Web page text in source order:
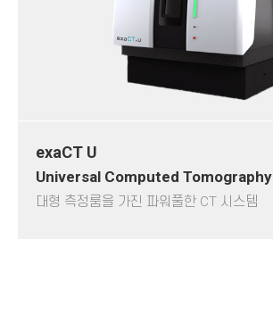
exaCT U
Universal Computed Tomography
대형 측정룸을 가진 파워풀한 CT 시스템